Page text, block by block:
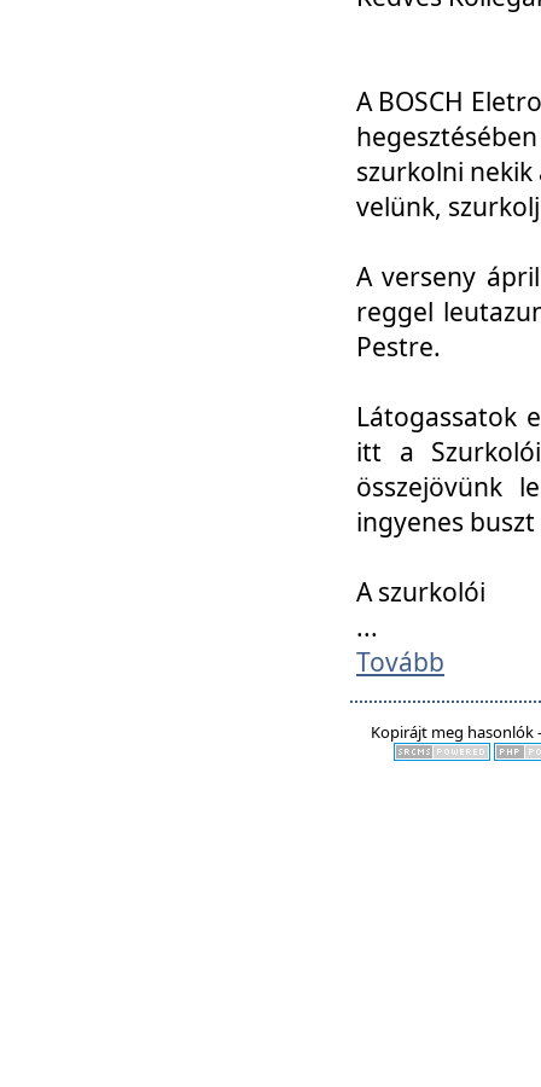
A BOSCH
szurkolni
velünk,
A verseny
reggel
Pestre.
Látogassatok
itt a
összejövünk
ingyenes
A szurkolói
...
Tovább
Kopirájt meg hasonlók